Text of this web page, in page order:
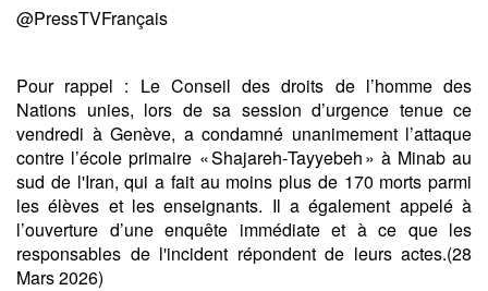
@PressTVFrançais
Pour rappel : Le Conseil des droits de l’homme des
Nations unies, lors de sa session d’urgence tenue ce
vendredi à Genève, a condamné unanimement l’attaque
contre l’école primaire « Shajareh‑Tayyebeh » à Minab au
sud de l'Iran, qui a fait au moins plus de 170 morts parmi
les élèves et les enseignants. Il a également appelé à
l’ouverture d’une enquête immédiate et à ce que les
responsables de l'incident répondent de leurs actes.(28
Mars 2026)